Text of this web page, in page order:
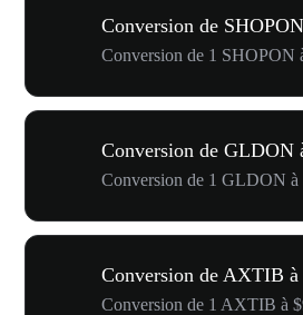
Conversion de
Conversion de 1 SHOPON
Conversion de GLDON
Conversion de 1 GLDON à
Conversion de AXTIB
Conversion de 1 AXTIB à